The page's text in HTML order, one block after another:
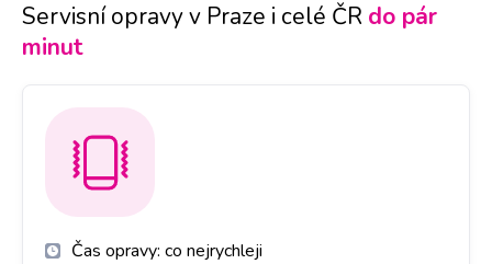
Servisní opravy v Praze i celé ČR do pár
minut
Čas opravy: co nejrychleji